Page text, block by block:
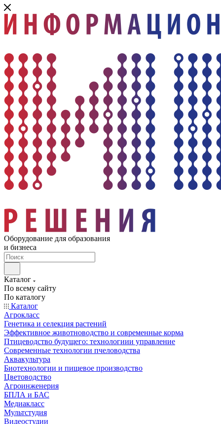
Оборудование для образования
и бизнеса
Каталог
По всему сайту
По каталогу
Каталог
Агрокласс
Генетика и селекция растений
Эффективное животноводство и современные корма
Птицеводство будущего: технологиии управление
Современные технологии пчеловодства
Аквакультура
Биотехнологии и пищевое производство
Цветоводство
Агроинженерия
БПЛА и БАС
Медиакласс
Мультстудия
Видеостудии